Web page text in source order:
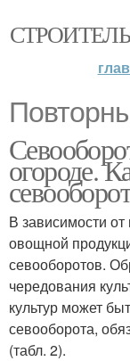
огороде.
В зависимости
овощной
севооборотов.
чередования
культур может
севооборота,
(табл. 2).